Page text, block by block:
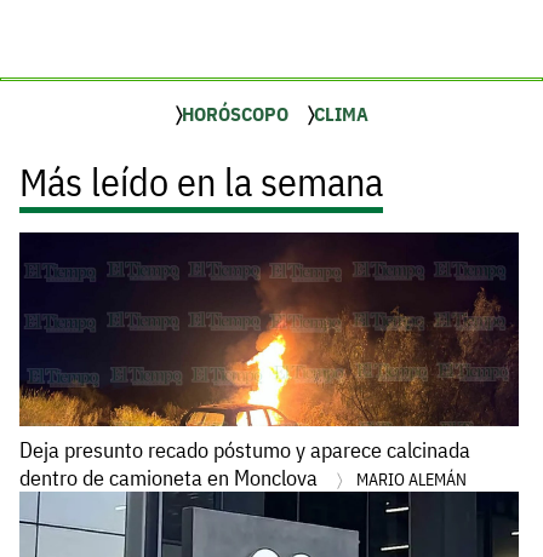
HORÓSCOPO CLIMA
Más leído en la semana
Deja presunto recado póstumo y aparece calcinada
dentro de camioneta en Monclova
MARIO ALEMÁN